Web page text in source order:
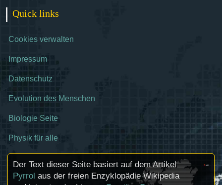
Quick links
Cookies verwalten
Impressum
Datenschutz
Evolution des Menschen
Biologie Seite
Physik für alle
Der Text dieser Seite basiert auf dem Artikel
Pyrrol aus der freien Enzyklopädie Wikipedia